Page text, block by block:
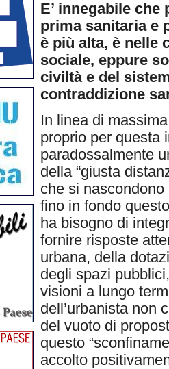
E’ innegabile
prima sanitaria e
è più alta, è nelle
sociale, eppure
civiltà e del
contraddizione
In linea di
proprio per questa
paradossalmente
della “giusta
che si
fino in fondo
ha bisogno di
fornire risposte
urbana, della
degli spazi
visioni a lungo
dell’urbanista non
del vuoto di
questo
accolto